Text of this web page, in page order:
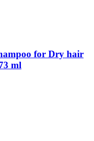
for Dry hair
ml